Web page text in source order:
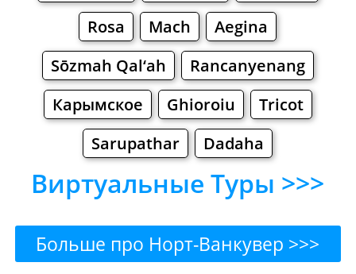
Rosa
Mach
Aegina
Sōzmah Qal‘ah
Rancanyenang
Карымское
Ghioroiu
Tricot
Sarupathar
Dadaha
Виртуальные Туры >>>
Больше про Норт-Ванкувер >>>